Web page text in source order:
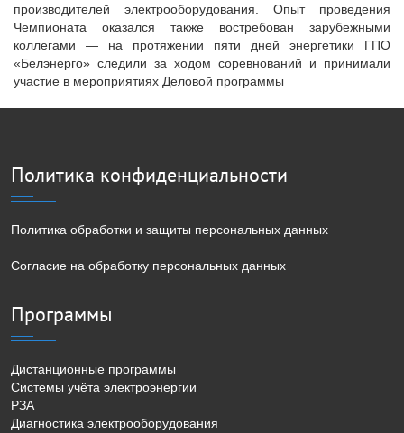
производителей электрооборудования. Опыт проведения
Чемпионата оказался также востребован зарубежными
коллегами — на протяжении пяти дней энергетики ГПО
«Белэнерго» следили за ходом соревнований и принимали
участие в мероприятиях Деловой программы
Политика конфиденциальности
Политика обработки и защиты персональных данных
Согласие на обработку персональных данных
Программы
Дистанционные программы
Системы учёта электроэнергии
РЗА
Диагностика электрооборудования